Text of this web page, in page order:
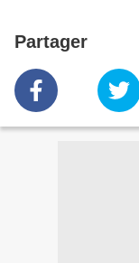
Partager